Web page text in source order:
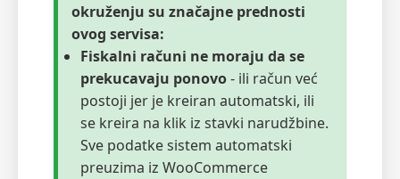
okruženju su značajne prednosti
ovog servisa:
Fiskalni računi ne moraju da se
prekucavaju ponovo- ili račun već
postoji jer je kreiran automatski, ili
se kreira na klik iz stavki narudžbine.
Sve podatke sistem automatski
preuzima iz WooCommerce